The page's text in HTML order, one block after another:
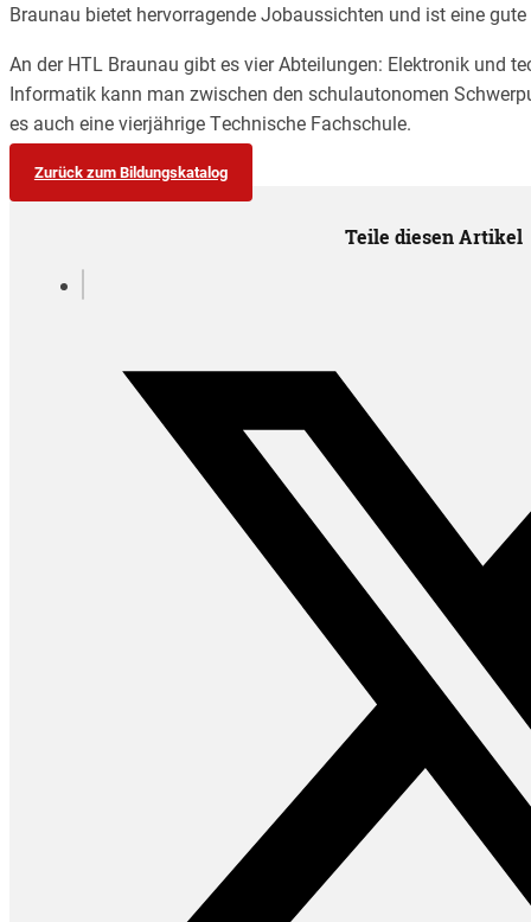
Braunau bietet hervorragende Jobaussichten und ist eine
An der HTL Braunau gibt es vier Abteilungen: Elektronik und
Informatik kann man zwischen den schulautonomen
es auch eine vierjährige Technische Fachschule.
Zurück zum Bildungskatalog
Teile diesen Artikel